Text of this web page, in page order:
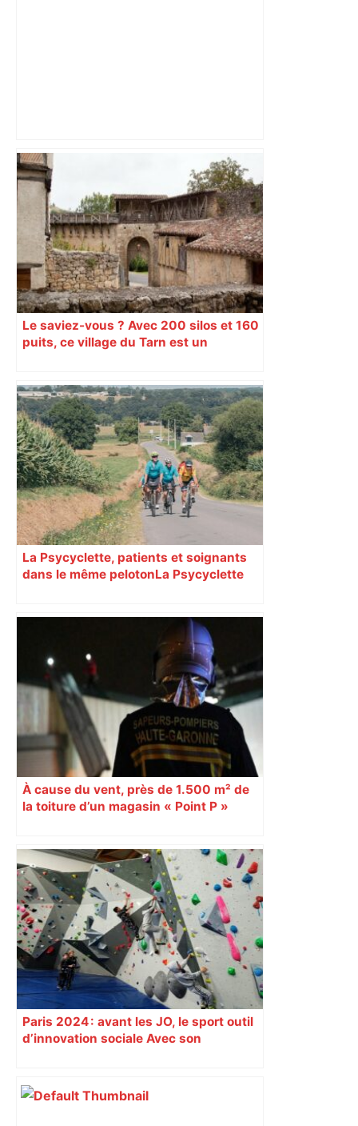
les agriculteurs manifestent malgré les
interdictions
Le saviez-vous ? Avec 200 silos et 160
puits, ce village du Tarn est un
La Psycyclette, patients et soignants
dans le même peloton​​​​​​ La Psycyclette
vivant avec des troubles psychiques,
des soignants et des cyclotouristes.
« La Croix » a participé en septembre à
sa septième édition, du Mont-Saint-
Michel à Toulouse.
À cause du vent, près de 1.500 m² de
la toiture d’un magasin « Point P »
Paris 2024 : avant les JO, le sport outil
d’innovation sociale Avec son
soutient depuis deux ans des
centaines de projets à vocation sociale.